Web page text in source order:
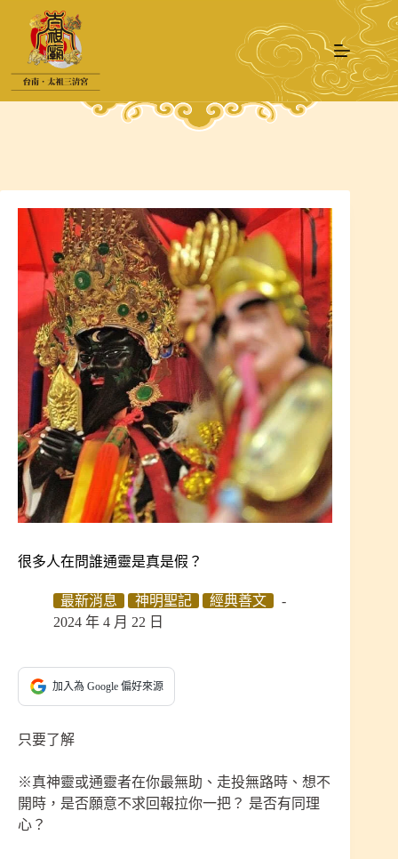
要
很多人在問誰通靈是真是假？
最新消息 神明聖記
經典善文
2024 年 4 月 22 日
加入為 Google 偏好來源
只要了解
※真神靈或通靈者在你最無助、走投無路時、想不
開時，是否願意不求回報拉你一把？ 是否有同理
心？